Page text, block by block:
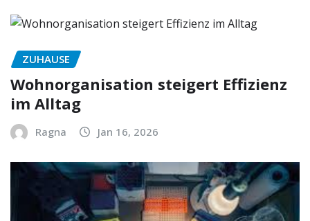
ZUHAUSE
Wohnorganisation steigert Effizienz
im Alltag
Ragna Jan 16, 2026